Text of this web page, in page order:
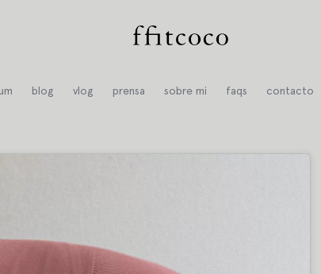
blog vlog prensa sobre mi faqs contacto